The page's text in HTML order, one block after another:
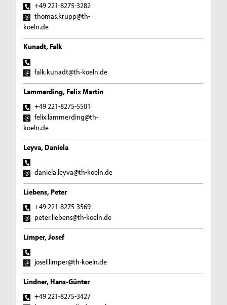
+49 221-8275-3282
thomas.krupp@th-
koeln.de
Kunadt, Falk
falk.kunadt@th-koeln.de
Lammerding, Felix Martin
+49 221-8275-5501
felix.lammerding@th-
koeln.de
Leyva, Daniela
daniela.leyva@th-koeln.de
Liebens, Peter
+49 221-8275-3569
peter.liebens@th-koeln.de
Limper, Josef
josef.limper@th-koeln.de
Lindner, Hans-Günter
+49 221-8275-3427